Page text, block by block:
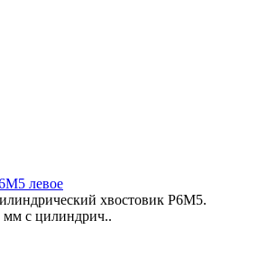
левое
хвостовик Р6М5.
мм с цилиндрич..